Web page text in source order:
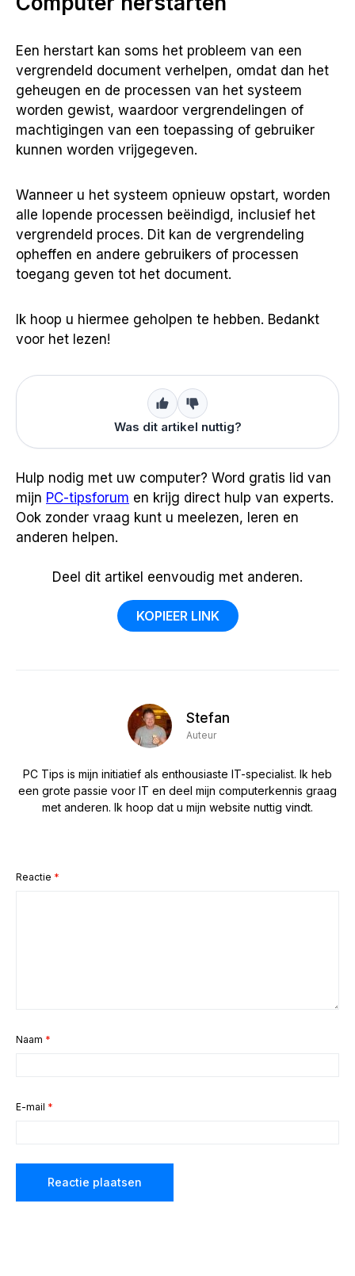
Een herstart kan soms het probleem van een
vergrendeld document verhelpen, omdat dan het
geheugen en de processen van het systeem
worden gewist, waardoor vergrendelingen of
machtigingen van een toepassing of gebruiker
kunnen worden vrijgegeven.
Wanneer u het systeem opnieuw opstart, worden
alle lopende processen beëindigd, inclusief het
vergrendeld proces. Dit kan de vergrendeling
opheffen en andere gebruikers of processen
toegang geven tot het document.
Ik hoop u hiermee geholpen te hebben. Bedankt
voor het lezen!
Was dit artikel nuttig?
Hulp nodig met uw computer? Word gratis lid van
mijn PC-tipsforum en krijg direct hulp van experts.
Ook zonder vraag kunt u meelezen, leren en
anderen helpen.
Deel dit artikel eenvoudig met anderen.
KOPIEER LINK
Stefan
Auteur
PC Tips is mijn initiatief als enthousiaste IT-specialist. Ik heb
een grote passie voor IT en deel mijn computerkennis graag
met anderen. Ik hoop dat u mijn website nuttig vindt.
Reactie *
Naam *
E-mail *